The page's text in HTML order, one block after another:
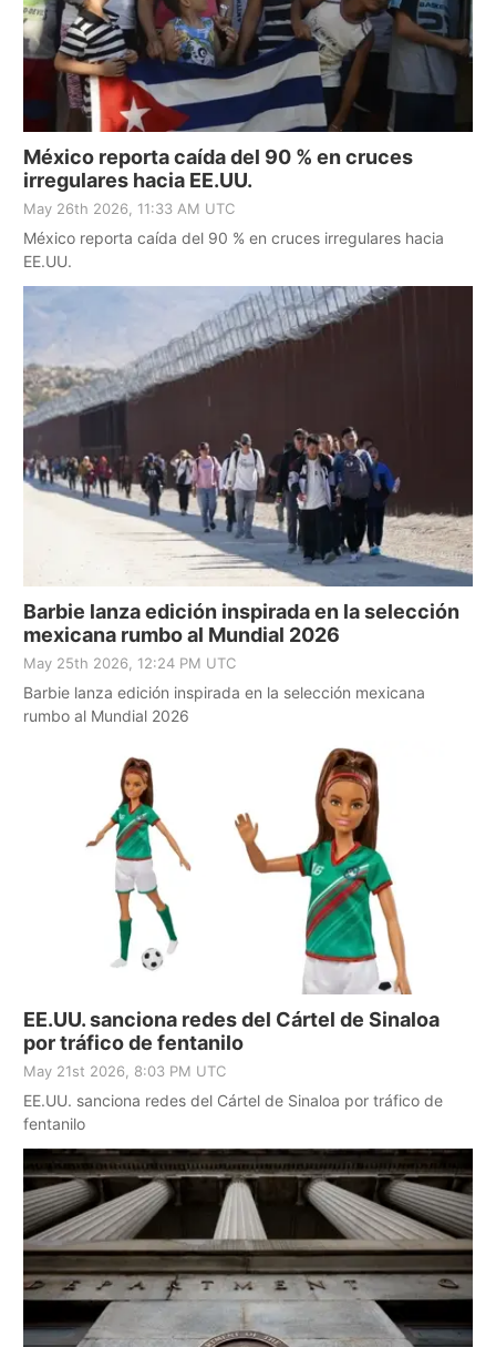
México reporta caída del 90 % en cruces
irregulares hacia EE.UU.
May 26th 2026, 11:33 AM UTC
México reporta caída del 90 % en cruces irregulares hacia
EE.UU.
Barbie lanza edición inspirada en la selección
mexicana rumbo al Mundial 2026
May 25th 2026, 12:24 PM UTC
Barbie lanza edición inspirada en la selección mexicana
rumbo al Mundial 2026
EE.UU. sanciona redes del Cártel de Sinaloa
por tráfico de fentanilo
May 21st 2026, 8:03 PM UTC
EE.UU. sanciona redes del Cártel de Sinaloa por tráfico de
fentanilo